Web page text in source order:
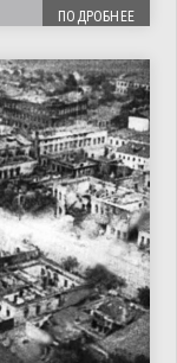
ПОДРОБНЕЕ